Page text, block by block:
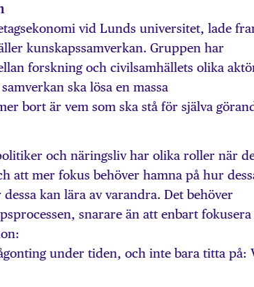
vid Lunds universitet, lade
kunskapssamverkan. Gruppen har
forskning och civilsamhällets olika
ska lösa en massa
bort är vem som ska stå för själva
och näringsliv har olika roller när
att mer fokus behöver hamna på hur
kan lära av varandra. Det behöver
snarare än att enbart fokusera
under tiden, och inte bara titta på: